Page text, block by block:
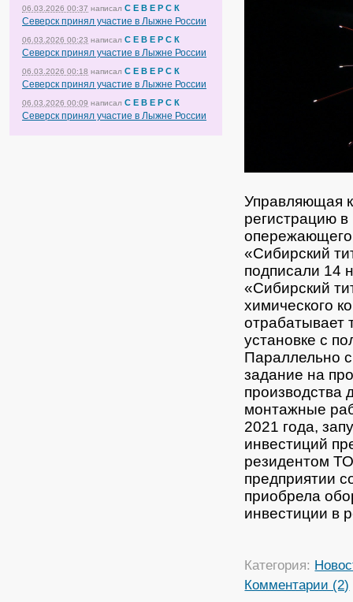
06.03.2026 00:37 написал С Е В Е Р С К
Северск принял участие в Лыжне России
06.03.2026 00:23 написал С Е В Е Р С К
Северск принял участие в Лыжне России
06.03.2026 00:18 написал С Е В Е Р С К
Северск принял участие в Лыжне России
06.03.2026 00:09 написал С Е В Е Р С К
Северск принял участие в Лыжне России
Управляющая
регистрацию в
опережающего
«Сибирский
подписали 14
«Сибирский
химического
установке с
Параллельно
задание на
производства
монтажные
2021 года,
инвестиций
резидентом
предприятии
приобрела
инвестиции в
Категория:
Комментарии (2)